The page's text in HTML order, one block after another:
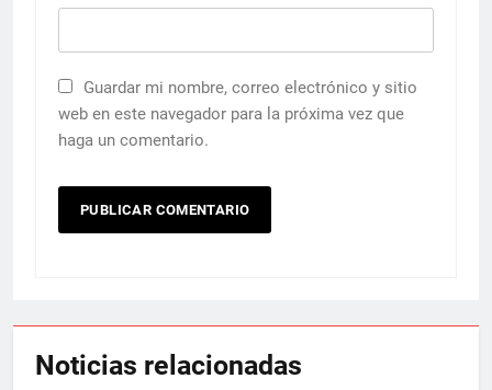
Guardar mi nombre, correo electrónico y sitio
web en este navegador para la próxima vez que
haga un comentario.
Noticias relacionadas